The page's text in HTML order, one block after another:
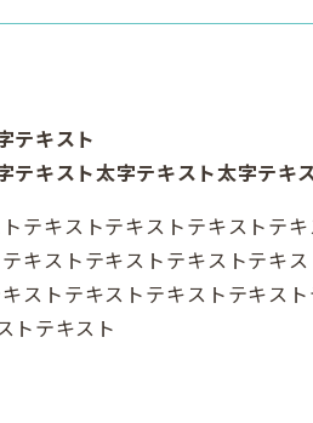
テキスト
キスト太字テキスト太字テキ
テキストテキストテキストテ
キストテキストテキストテキ
ストテキストテキストテキス
トテキスト